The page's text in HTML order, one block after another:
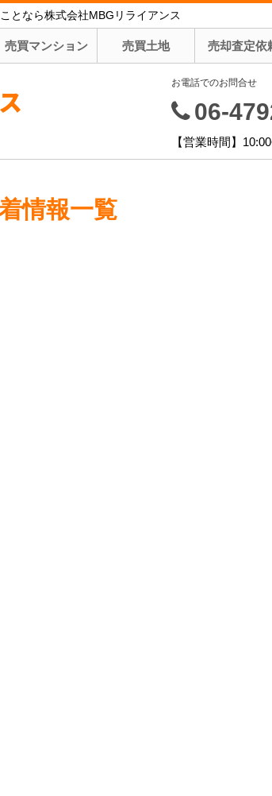
となら株式会社MBGリライアンス
売買マンション 売買土地 売却査定依
お電話でのお問合せ
06-
【営業時間】
情報一覧